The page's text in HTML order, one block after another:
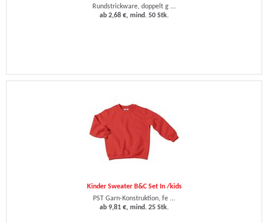
Rundstrickware, doppelt g ...
ab 2,68 €, mind. 50 Stk.
Kinder Sweater B&C Set In /kids
PST Garn-Konstruktion, fe ...
ab 9,81 €, mind. 25 Stk.